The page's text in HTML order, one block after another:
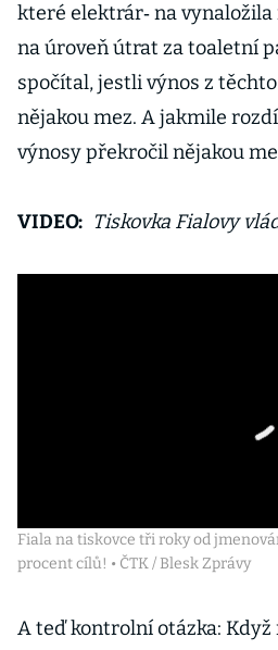
které elektrár‑ na vynaložila
na úroveň útrat za toaletní
spočítal, jestli výnos z
nějakou mez. A jakmile
výnosy překročil nějakou
VIDEO: Tiskovka Fialovy
Fiala na tiskovce tři roky od
procent cílů! • ČTK / Blesk Zprávy
A teď kontrolní otázka: